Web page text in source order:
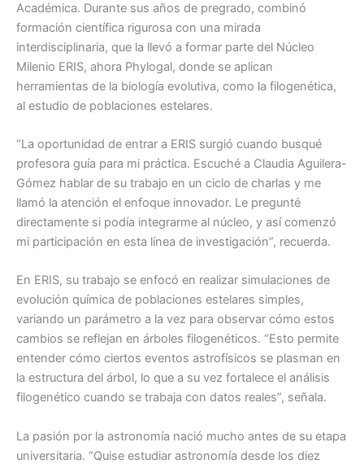
Académica. Durante sus años de pregrado, combinó
formación científica rigurosa con una mirada
interdisciplinaria, que la llevó a formar parte del Núcleo
Milenio ERIS, ahora Phylogal, donde se aplican
herramientas de la biología evolutiva, como la filogenética,
al estudio de poblaciones estelares.
“La oportunidad de entrar a ERIS surgió cuando busqué
profesora guía para mi práctica. Escuché a Claudia Aguilera-
Gómez hablar de su trabajo en un ciclo de charlas y me
llamó la atención el enfoque innovador. Le pregunté
directamente si podía integrarme al núcleo, y así comenzó
mi participación en esta línea de investigación”, recuerda.
En ERIS, su trabajo se enfocó en realizar simulaciones de
evolución química de poblaciones estelares simples,
variando un parámetro a la vez para observar cómo estos
cambios se reflejan en árboles filogenéticos. “Esto permite
entender cómo ciertos eventos astrofísicos se plasman en
la estructura del árbol, lo que a su vez fortalece el análisis
filogenético cuando se trabaja con datos reales”, señala.
La pasión por la astronomía nació mucho antes de su etapa
universitaria. “Quise estudiar astronomía desde los diez